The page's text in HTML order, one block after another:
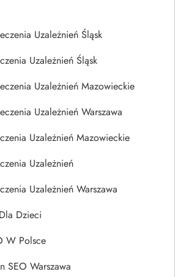
Uzależnień Śląsk
Uzależnień Śląsk
Uzależnień Mazowieckie
Uzależnień Warszawa
Uzależnień Mazowieckie
Uzależnień
Uzależnień Warszawa
Dzieci
W Polsce
SEO Warszawa